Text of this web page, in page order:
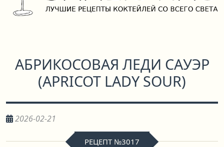
АБРИКОСОВАЯ ЛЕДИ САУЭР
(APRICOT LADY SOUR)
2026-02-21
РЕЦЕПТ №3017